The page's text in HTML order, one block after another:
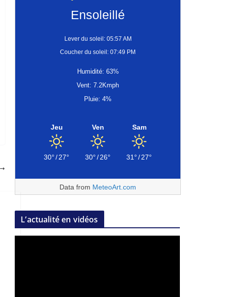
Ensoleillé
Lever du soleil: 05:57 AM
Coucher du soleil: 07:49 PM
Humidité: 63%
Vent: 7.2Kmph
Pluie: 4%
Jeu
30°/27°
Ven
30°/26°
Sam
31°/27°
Data from MeteoArt.com
L’actualité en vidéos